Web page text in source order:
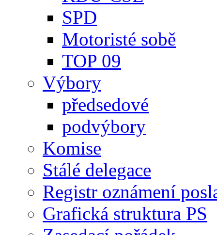
SPD
Motoristé sobě
TOP 09
Výbory
předsedové
podvýbory
Komise
Stálé delegace
Registr oznámení
Grafická struktura PS